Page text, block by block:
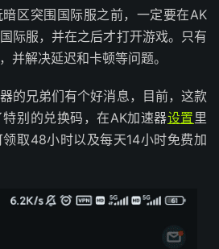
区突围国际服之前，一定要在AK
际服，并在之后才打开游戏。只有
并解决延迟和卡顿等问题。
的兄弟们有个好消息，目前，这款
别的兑换码，在AK加速器设置 里
取48小时以及每天14小时免费加